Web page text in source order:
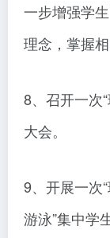
一步增强学
理念，掌握
8、召开一次
大会。
9、开展一次
游泳”集中学